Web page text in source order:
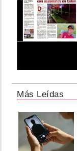
Más Leídas